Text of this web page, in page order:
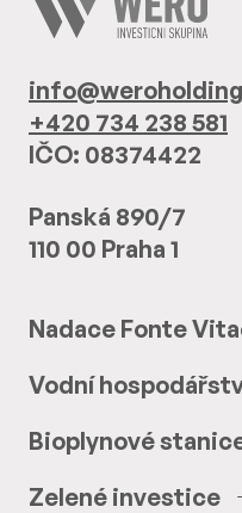
+420 734 238 581
IČO: 08374422
Panská 890/7
110 00 Praha 1
Nadace Fonte
Vodní
Bioplynové
Zelené investice